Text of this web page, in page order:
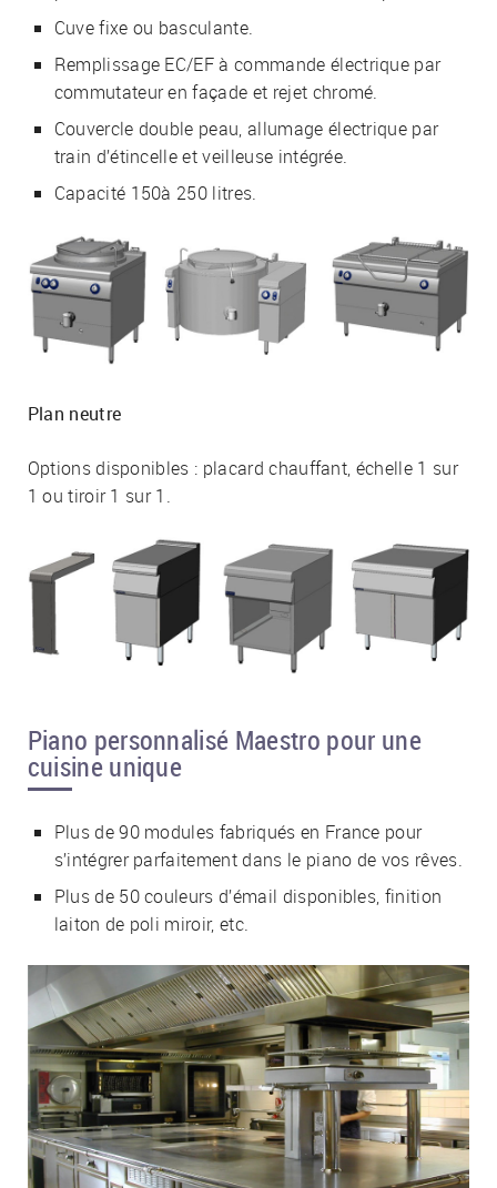
Cuve fixe ou basculante.
Remplissage EC/EF à commande électrique par
commutateur en façade et rejet chromé.
Couvercle double peau, allumage électrique par
train d’étincelle et veilleuse intégrée.
Capacité 150à 250 litres.
Plan neutre
Options disponibles : placard chauffant, échelle 1 sur
1 ou tiroir 1 sur 1.
Piano personnalisé Maestro pour une
cuisine unique
Plus de 90 modules fabriqués en France pour
s’intégrer parfaitement dans le piano de vos rêves.
Plus de 50 couleurs d’émail disponibles, finition
laiton de poli miroir, etc.